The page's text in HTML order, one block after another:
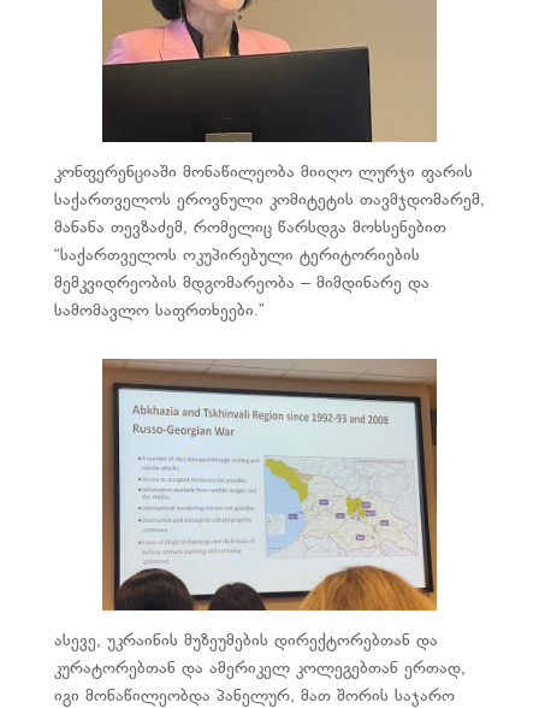
კონფერენციაში მონაწილეობა მიიღო ლურჯი ფარის
საქართველოს ეროვნული კომიტეტის თავმჯდომარემ,
მანანა თევზაძემ, რომელიც წარსდგა მოხსენებით
“საქართველოს ოკუპირებული ტერიტორიების
მემკვიდრეობის მდგომარეობა – მიმდინარე და
სამომავლო საფრთხეები.”
ასევე, უკრაინის მუზეუმების დირექტორებთან და
კურატორებთან და ამერიკელ კოლეგებთან ერთად,
იგი მონაწილეობდა პანელურ, მათ შორის საჯარო